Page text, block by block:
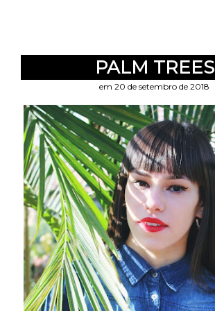
PALM TREES
em 20 de setembro de 2018